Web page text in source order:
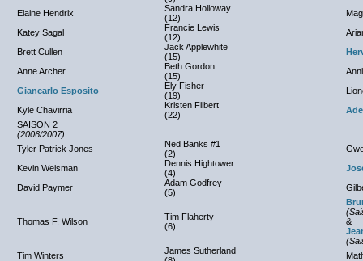
Elaine Hendrix
Sandra Holloway
(12)
Katey Sagal
Francie Lewis
(12)
Brett Cullen
Jack Applewhite
(15)
Anne Archer
Beth Gordon
(15)
Giancarlo Esposito
Ely Fisher
(19)
Kyle Chavirria
Kristen Filbert
(22)
SAISON 2
(2006/2007)
Tyler Patrick Jones
Ned Banks #1
(2)
Kevin Weisman
Dennis Hightower
(4)
David Paymer
Adam Godfrey
(5)
Thomas F. Wilson
Tim Flaherty
(6)
&
Tim Winters
James Sutherland